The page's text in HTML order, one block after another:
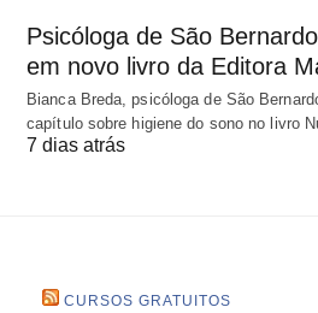
Psicóloga de São
em novo livro da Editora
Bianca Breda, psicóloga de São
capítulo sobre higiene do sono no livro
7 dias atrás
CURSOS GRATUITOS